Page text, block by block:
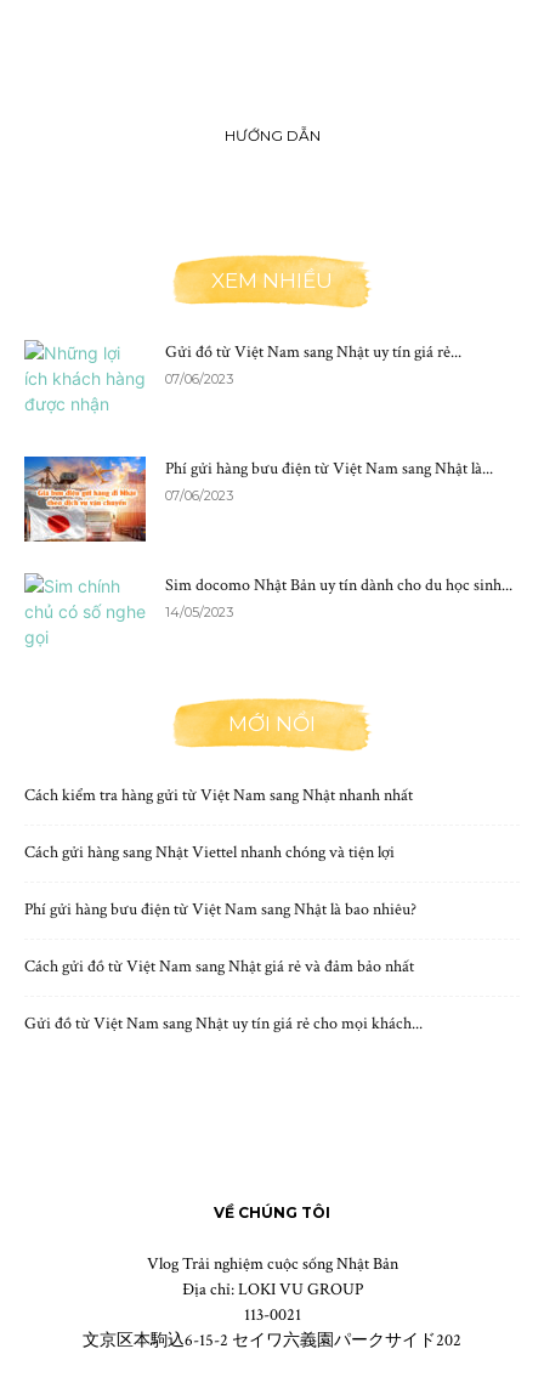
HƯỚNG DẪN
XEM NHIỀU
Gửi đồ từ Việt Nam sang Nhật uy tín giá rẻ...
07/06/2023
Phí gửi hàng bưu điện từ Việt Nam sang Nhật là...
07/06/2023
Sim docomo Nhật Bản uy tín dành cho du học sinh...
14/05/2023
MỚI NỔI
Cách kiểm tra hàng gửi từ Việt Nam sang Nhật nhanh nhất
Cách gửi hàng sang Nhật Viettel nhanh chóng và tiện lợi
Phí gửi hàng bưu điện từ Việt Nam sang Nhật là bao nhiêu?
Cách gửi đồ từ Việt Nam sang Nhật giá rẻ và đảm bảo nhất
Gửi đồ từ Việt Nam sang Nhật uy tín giá rẻ cho mọi khách...
VỀ CHÚNG TÔI
Vlog Trải nghiệm cuộc sống Nhật Bản
Địa chỉ: LOKI VU GROUP
113-0021
文京区本駒込6-15-2 セイワ六義園パークサイド202